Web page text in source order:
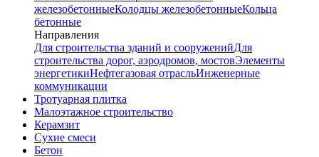
железобетонныеКолодцы железобетонныеКольца
бетонные
Направления
Для строительства зданий и сооруженийДля
строительства дорог, аэродромов, мостовЭлементы
энергетикиНефтегазовая отрасльИнженерные
коммуникации
Тротуарная плитка
Малоэтажное строительство
Керамзит
Сухие смеси
Бетон